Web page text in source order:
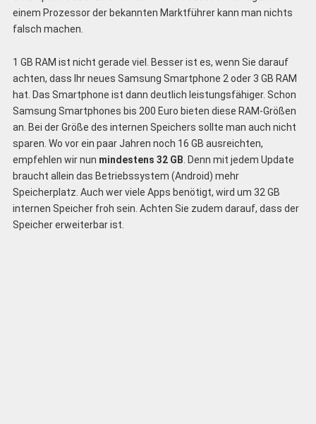
einem Prozessor der bekannten Marktführer kann man nichts
falsch machen.
1 GB RAM ist nicht gerade viel. Besser ist es, wenn Sie darauf
achten, dass Ihr neues Samsung Smartphone 2 oder 3 GB RAM
hat. Das Smartphone ist dann deutlich leistungsfähiger. Schon
Samsung Smartphones bis 200 Euro bieten diese RAM-Größen
an. Bei der Größe des internen Speichers sollte man auch nicht
sparen. Wo vor ein paar Jahren noch 16 GB ausreichten,
empfehlen wir nun mindestens 32 GB . Denn mit jedem Update
braucht allein das Betriebssystem (Android) mehr
Speicherplatz. Auch wer viele Apps benötigt, wird um 32 GB
internen Speicher froh sein. Achten Sie zudem darauf, dass der
Speicher erweiterbar ist.